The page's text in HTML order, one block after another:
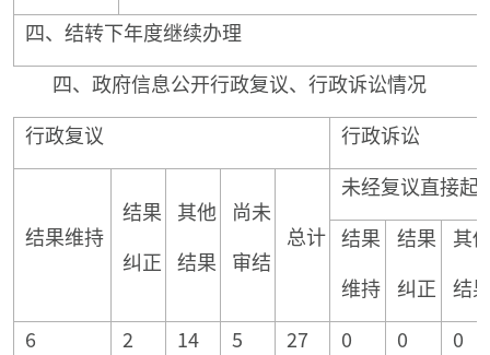
四、结转下年度继续办理
四、政府信息公开行政复议、行政诉讼情况
行政复议
行政诉讼
结果维持
结果
纠正
其他
结果
尚未
审结
总计
未经复议直接起
结果
维持
结果
纠正
其
结
6
2 14 5 27 0 0
0